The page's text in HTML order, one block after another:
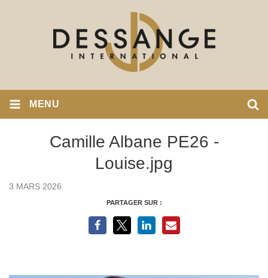
MENU
Camille Albane PE26 -
Louise.jpg
3 MARS 2026
PARTAGER SUR :